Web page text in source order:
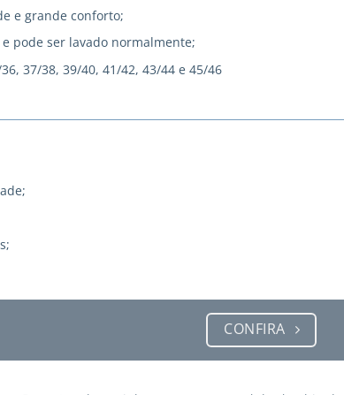
e grande conforto;
pode ser lavado normalmente;
37/38, 39/40, 41/42, 43/44 e 45/46
CONFIRA